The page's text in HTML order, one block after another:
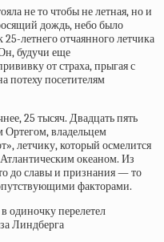
не то чтобы не летная, но и
дождь, небо было
летнего отчаянного летчика
будучи еще
от страха, прыгая с
потеху посетителям
25 тысяч. Двадцать пять
владельцем
летчику, который осмелится
океаном. Из
до славы и признания — то
факторами.